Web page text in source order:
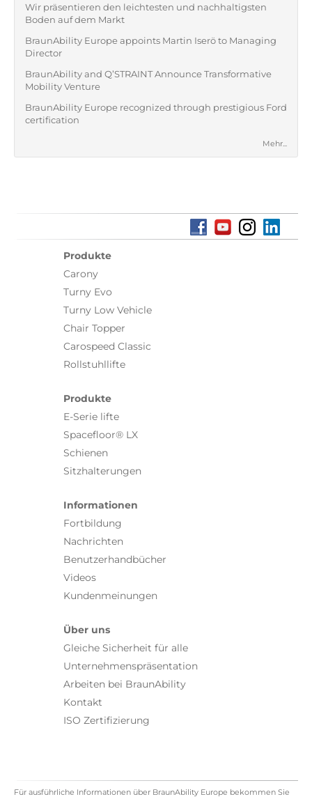
Wir präsentieren den leichtesten und nachhaltigsten
Boden auf dem Markt
BraunAbility Europe appoints Martin Iserö to Managing
Director
BraunAbility and Q’STRAINT Announce Transformative
Mobility Venture
BraunAbility Europe recognized through prestigious Ford
certification
Mehr...
Produkte
Carony
Turny Evo
Turny Low Vehicle
Chair Topper
Carospeed Classic
Rollstuhllifte
Produkte
E-Serie lifte
Spacefloor® LX
Schienen
Sitzhalterungen
Informationen
Fortbildung
Nachrichten
Benutzerhandbücher
Videos
Kundenmeinungen
Über uns
Gleiche Sicherheit für alle
Unternehmenspräsentation
Arbeiten bei BraunAbility
Kontakt
ISO Zertifizierung
Für ausführliche Informationen über BraunAbility Europe bekommen Sie